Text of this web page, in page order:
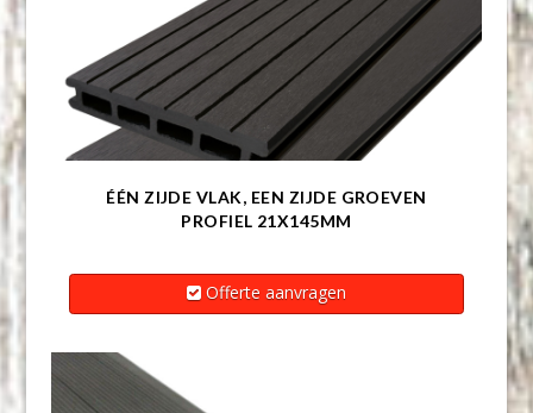
ÉÉN ZIJDE VLAK, EEN ZIJDE GROEVEN
PROFIEL 21X145MM
Offerte aanvragen